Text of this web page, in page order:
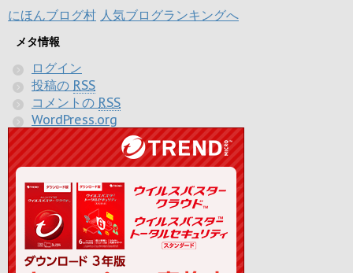
にほんブログ村 人気ブログランキングへ
メタ情報
ログイン
投稿の RSS
コメントの RSS
WordPress.org